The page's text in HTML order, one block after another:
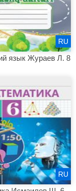
язык Жураев Л. 8
RU
RU